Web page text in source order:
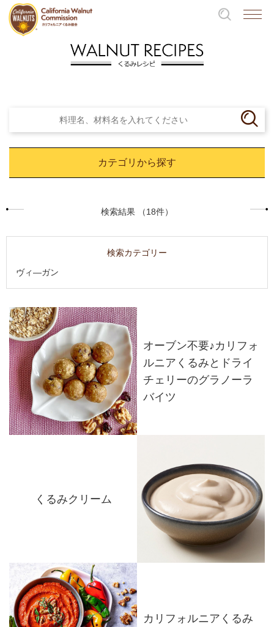
カテゴリから探す
検索結果 （18件）
検索カテゴリー
ヴィ―ガン
オーブン不要♪カリフォ
ルニアくるみとドライ
チェリーのグラノーラ
バイツ
くるみクリーム
カリフォルニアくるみ